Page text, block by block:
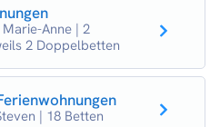
Anne | 2
2 Doppelbetten
| 18 Betten